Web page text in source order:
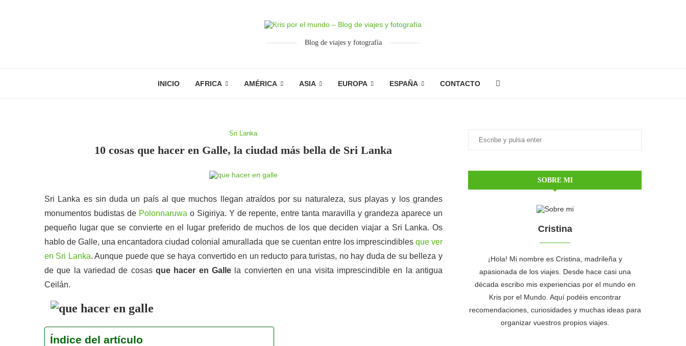
Blog de viajes y fotografía
INICIO AFRICA AMÉRICA ASIA EUROPA ESPAÑA CONTACTO
Sri Lanka
10 cosas que hacer en Galle, la ciudad más bella de Sri Lanka
Sri Lanka es sin duda un país al que muchos llegan atraídos por su naturaleza, sus playas y los grandes
monumentos budistas de Polonnaruwa o Sigiriya. Y de repente, entre tanta maravilla y grandeza aparece un
pequeño lugar que se convierte en el lugar preferido de muchos de los que deciden viajar a Sri Lanka. Os
hablo de Galle, una encantadora ciudad colonial amurallada que se cuentan entre los imprescindibles que ver
en Sri Lanka. Aunque puede que se haya convertido en un reducto para turistas, no hay duda de su belleza y
de que la variedad de cosas que hacer en Galle la convierten en una visita imprescindible en la antigua
Ceilán.
Índice del artículo
SOBRE MI
Cristina
¡Hola! Mi nombre es Cristina, madrileña y
apasionada de los viajes. Desde hace casi una
década escribo mis experiencias por el mundo en
Kris por el Mundo. Aquí podéis encontrar
recomendaciones, curiosidades y muchas ideas para
organizar vuestros propios viajes.